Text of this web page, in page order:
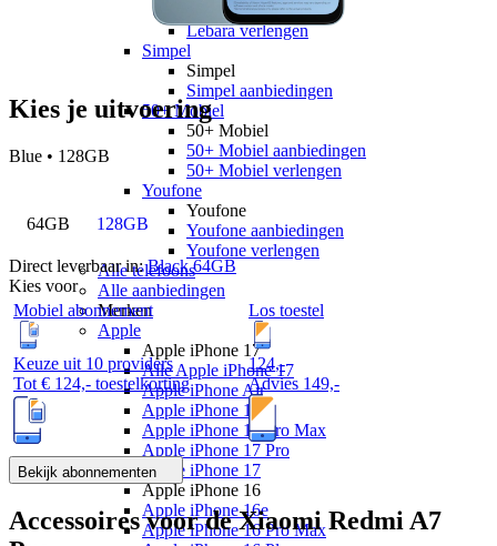
Lebara aanbiedingen
Lebara verlengen
Simpel
Simpel
Simpel aanbiedingen
50+ Mobiel
50+ Mobiel
50+ Mobiel aanbiedingen
50+ Mobiel verlengen
Youfone
Youfone
Youfone aanbiedingen
Youfone verlengen
Alle telefoons
Alle aanbiedingen
Merken
Apple
Apple iPhone 17
Alle Apple iPhone 17
Apple iPhone Air
Apple iPhone 17e
Apple iPhone 17 Pro Max
Apple iPhone 17 Pro
Apple iPhone 17
Apple iPhone 16
Apple iPhone 16e
Apple iPhone 16 Pro Max
Kies je uitvoering
Blue • 128GB
64GB 128GB
Direct leverbaar in: Black 64GB
Kies voor
Mobiel abonnement
Keuze uit 10 providers
Tot € 124,- toestelkorting
Los toestel
124,-
Advies 149,-
Bekijk abonnementen
Accessoires voor deXiaomi Redmi A7